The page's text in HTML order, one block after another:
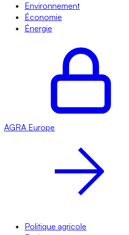
Environnement
Économie
Énergie
AGRA Europe
Politique agricole